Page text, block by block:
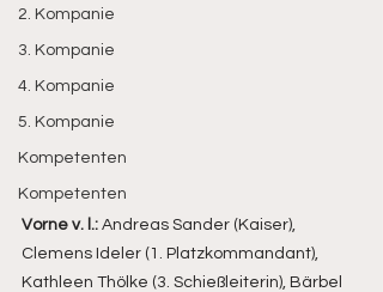
2. Kompanie
3. Kompanie
4. Kompanie
5. Kompanie
Kompetenten
Kompetenten
Vorne v. l.: Andreas Sander (Kaiser),
Clemens Ideler (1. Platzkommandant),
Kathleen Thölke (3. Schießleiterin), Bärbel